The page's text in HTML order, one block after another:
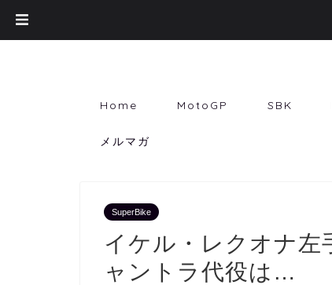
Home MotoGP SBK
メルマガ
SuperBike
イケル・レクオナ
ャントラ代役は…